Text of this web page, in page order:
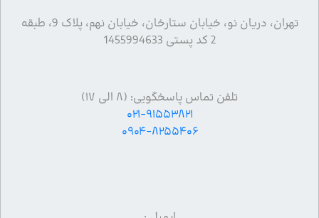
تهران، دریان نو، خیابان ستارخان، خیابان نهم، پلاک 9، طبقه
2 کد پستی 1455994633
تلفن تماس پاسخگویی: (۸ الی ۱۷)
۰۲۱-۹۱۵۵۳۸۲۱
۰۹۰۴-۸۲۵۵۴۰۶